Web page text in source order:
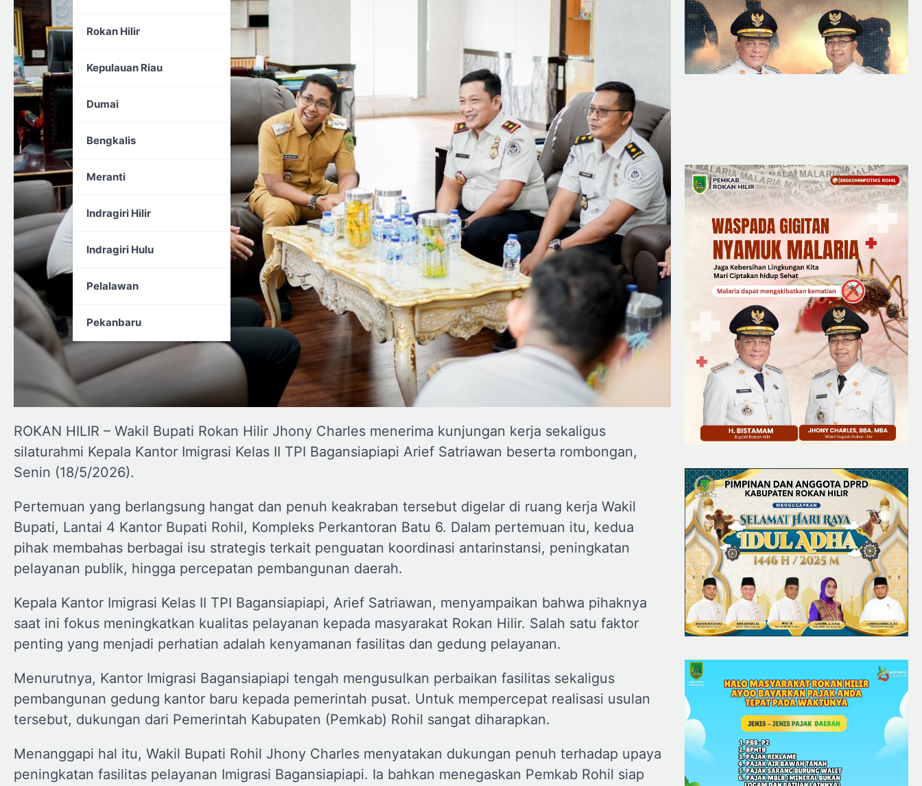
Rokan Hilir
Kepulauan Riau
Dumai
Bengkalis
Meranti
Indragiri Hilir
Indragiri Hulu
Pelalawan
Pekanbaru
ROKAN HILIR – Wakil Bupati Rokan Hilir Jhony Charles menerima kunjungan kerja sekaligus
silaturahmi Kepala Kantor Imigrasi Kelas II TPI Bagansiapiapi Arief Satriawan beserta rombongan,
Senin (18/5/2026).
Pertemuan yang berlangsung hangat dan penuh keakraban tersebut digelar di ruang kerja Wakil
Bupati, Lantai 4 Kantor Bupati Rohil, Kompleks Perkantoran Batu 6. Dalam pertemuan itu, kedua
pihak membahas berbagai isu strategis terkait penguatan koordinasi antarinstansi, peningkatan
pelayanan publik, hingga percepatan pembangunan daerah.
Kepala Kantor Imigrasi Kelas II TPI Bagansiapiapi, Arief Satriawan, menyampaikan bahwa pihaknya
saat ini fokus meningkatkan kualitas pelayanan kepada masyarakat Rokan Hilir. Salah satu faktor
penting yang menjadi perhatian adalah kenyamanan fasilitas dan gedung pelayanan.
Menurutnya, Kantor Imigrasi Bagansiapiapi tengah mengusulkan perbaikan fasilitas sekaligus
pembangunan gedung kantor baru kepada pemerintah pusat. Untuk mempercepat realisasi usulan
tersebut, dukungan dari Pemerintah Kabupaten (Pemkab) Rohil sangat diharapkan.
Menanggapi hal itu, Wakil Bupati Rohil Jhony Charles menyatakan dukungan penuh terhadap upaya
peningkatan fasilitas pelayanan Imigrasi Bagansiapiapi. Ia bahkan menegaskan Pemkab Rohil siap